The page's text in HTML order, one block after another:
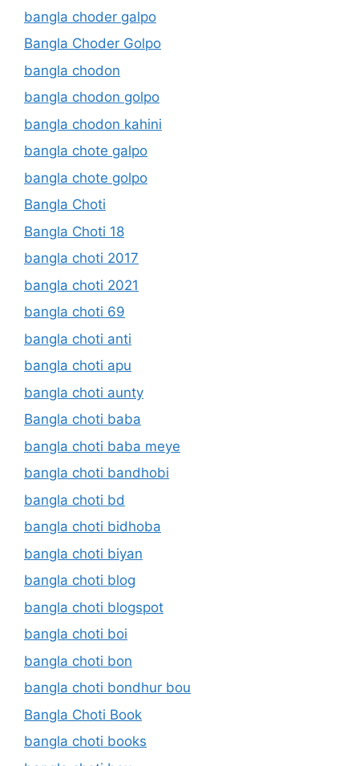
bangla choder galpo
Bangla Choder Golpo
bangla chodon
bangla chodon golpo
bangla chodon kahini
bangla chote galpo
bangla chote golpo
Bangla Choti
Bangla Choti 18
bangla choti 2017
bangla choti 2021
bangla choti 69
bangla choti anti
bangla choti apu
bangla choti aunty
Bangla choti baba
bangla choti baba meye
bangla choti bandhobi
bangla choti bd
bangla choti bidhoba
bangla choti biyan
bangla choti blog
bangla choti blogspot
bangla choti boi
bangla choti bon
bangla choti bondhur bou
Bangla Choti Book
bangla choti books